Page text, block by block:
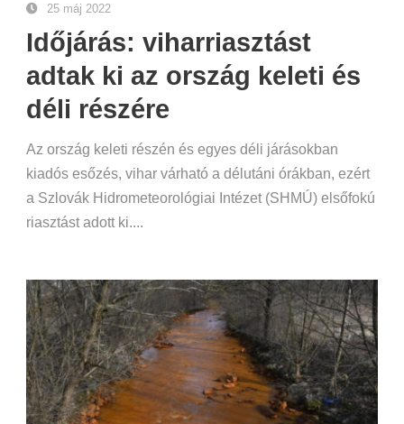
25 máj 2022
Időjárás: viharriasztást
adtak ki az ország keleti és
déli részére
Az ország keleti részén és egyes déli járásokban
kiadós esőzés, vihar várható a délutáni órákban, ezért
a Szlovák Hidrometeorológiai Intézet (SHMÚ) elsőfokú
riasztást adott ki....